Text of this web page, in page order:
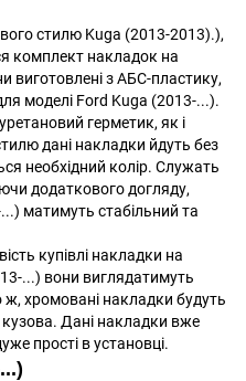
стилю Kuga (2013-2013).),
комплект накладок на
виготовлені з АБС-пластику,
моделі Ford Kuga (2013-...).
герметик, як і
дані накладки йдуть без
необхідний колір. Служать
додаткового догляду,
матимуть стабільний та
купівлі накладки на
...) вони виглядатимуть
ж, хромовані накладки будуть
Дані накладки вже
прості в установці.